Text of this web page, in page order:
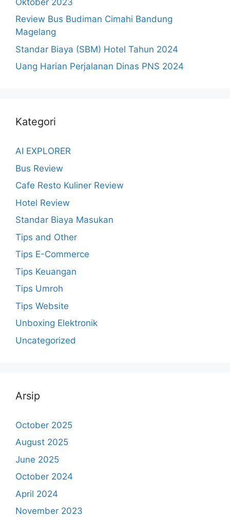
Review Bus Budiman Cimahi Bandung
Magelang
Standar Biaya (SBM) Hotel Tahun 2024
Uang Harian Perjalanan Dinas PNS 2024
Kategori
AI EXPLORER
Bus Review
Cafe Resto Kuliner Review
Hotel Review
Standar Biaya Masukan
Tips and Other
Tips E-Commerce
Tips Keuangan
Tips Umroh
Tips Website
Unboxing Elektronik
Uncategorized
Arsip
October 2025
August 2025
June 2025
October 2024
April 2024
November 2023